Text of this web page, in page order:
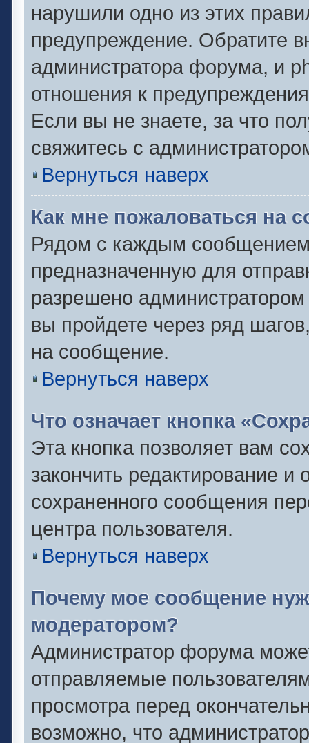
нарушили одно из этих
предупреждение. Обратите
администратора форума, и
отношения к
Если вы не знаете, за что
свяжитесь с
Вернуться наверх
Как мне пожаловаться на
Рядом с каждым сообщением
предназначенную для
разрешено
вы пройдете через ряд
на сообщение.
Вернуться наверх
Что означает кнопка
Эта кнопка позволяет вам
закончить редактирование и
сохраненного сообщения
центра пользователя.
Вернуться наверх
Почему мое сообщение
модератором?
Администратор форума
отправляемые
просмотра перед
возможно, что